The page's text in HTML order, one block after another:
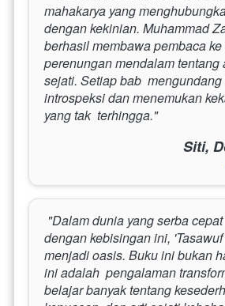
mahakarya yang
dengan kekinian. Muhammad
berhasil membawa pembaca
perenungan mendalam tentang
sejati. Setiap bab  mengundang
introspeksi dan menemukan
yang tak  terhingga."
Siti,
dengan kebisingan ini,
menjadi oasis. Buku ini bukan
ini adalah  pengalaman
belajar banyak tentang